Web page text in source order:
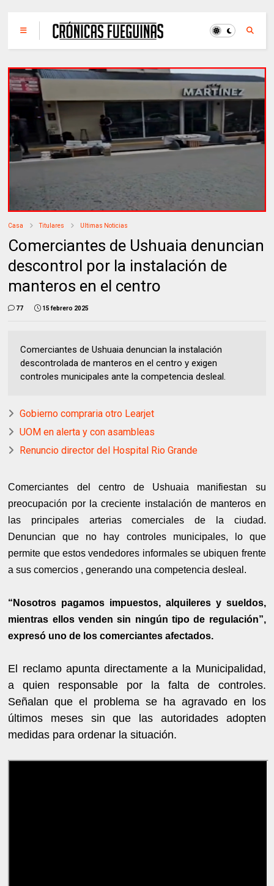
Casa Titulares Ultimas Noticias
Comerciantes de Ushuaia denuncian
descontrol por la instalación de
manteros en el centro
77 15 febrero 2025
Comerciantes de Ushuaia denuncian la instalación
descontrolada de manteros en el centro y exigen
controles municipales ante la competencia desleal.
Gobierno compraria otro Learjet
UOM en alerta y con asambleas
Renuncio director del Hospital Rio Grande
Comerciantes del centro de Ushuaia manifiestan su
preocupación por la creciente instalación de manteros en
las principales arterias comerciales de la ciudad.
Denuncian que no hay controles municipales, lo que
permite que estos vendedores informales se ubiquen frente
a sus comercios , generando una competencia desleal.
“Nosotros pagamos impuestos, alquileres y sueldos,
mientras ellos venden sin ningún tipo de regulación”,
expresó uno de los comerciantes afectados.
El reclamo apunta directamente a la Municipalidad,
a quien responsable por la falta de controles.
Señalan que el problema se ha agravado en los
últimos meses sin que las autoridades adopten
medidas para ordenar la situación.